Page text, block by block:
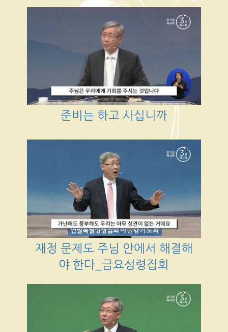
준비는 하고 사십니까
재정 문제도 주님 안에서 해결해
야 한다_금요성령집회